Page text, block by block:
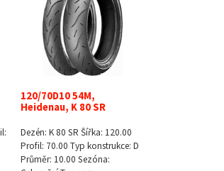
120/70D10 54M,
Heidenau, K 80 SR
Dezén: K 80 SR Šířka: 120.00
Profil: 70.00 Typ konstrukce: D
Průměr: 10.00 Sezóna: